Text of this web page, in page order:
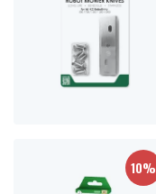
10%